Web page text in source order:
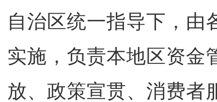
自治区统一指导下，由
实施，负责本地区资金
放、政策宣贯、消费者